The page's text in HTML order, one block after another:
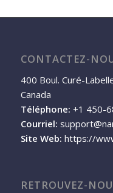
CONTACTEZ-
400 Boul. Curé-
Canada
Téléphone: +1 450-
Courriel:
Site Web: https://
RETROUVEZ-